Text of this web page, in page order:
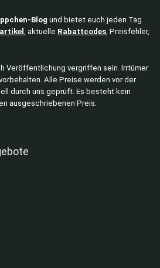
Blog und bietet euch jeden Tag
, aktuelle Rabattcodes, Preisfehler,
Veröffentlichung vergriffen sein. Irrtümer
Alle Preise werden vor der
durch uns geprüft. Es besteht kein
ausgeschriebenen Preis.